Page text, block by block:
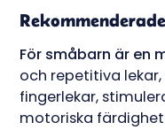
För småbarn är en
och repetitiva
fingerlekar,
motoriska